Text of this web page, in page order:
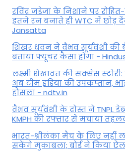
रविंद्र जडेजा के निशाने पर
इतने रन बनाते ही WTC में छोड़
Jansatta
शिखर धवन ने वैभव सूर्यवंशी की
बताया फ्यूचर कैसा होगा -
लक्ष्मी शेखावत की सक्‍सेस
अब टीम इंडिया की उपकप्तान,
हौसला - ndtv.in
वैभव सूर्यवंशी के दोस्त ने TNPL
KMPH की रफ्तार से मचाया
भारत-श्रीलंका मैच के लिए नहीं
सकेंगे मुकाबला; बोर्ड ने किया